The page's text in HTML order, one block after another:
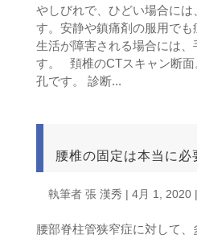
やしびれで、ひどい場合には
す。安静や鎮痛剤の服用でも
生活が障害される場合には、
す。 頚椎のCTスキャン断面
孔です。 診断...
腰椎の固定は本当に必
執筆者 張 漢秀 | 4月 1, 2020|
腰部脊柱管狭窄症に対して